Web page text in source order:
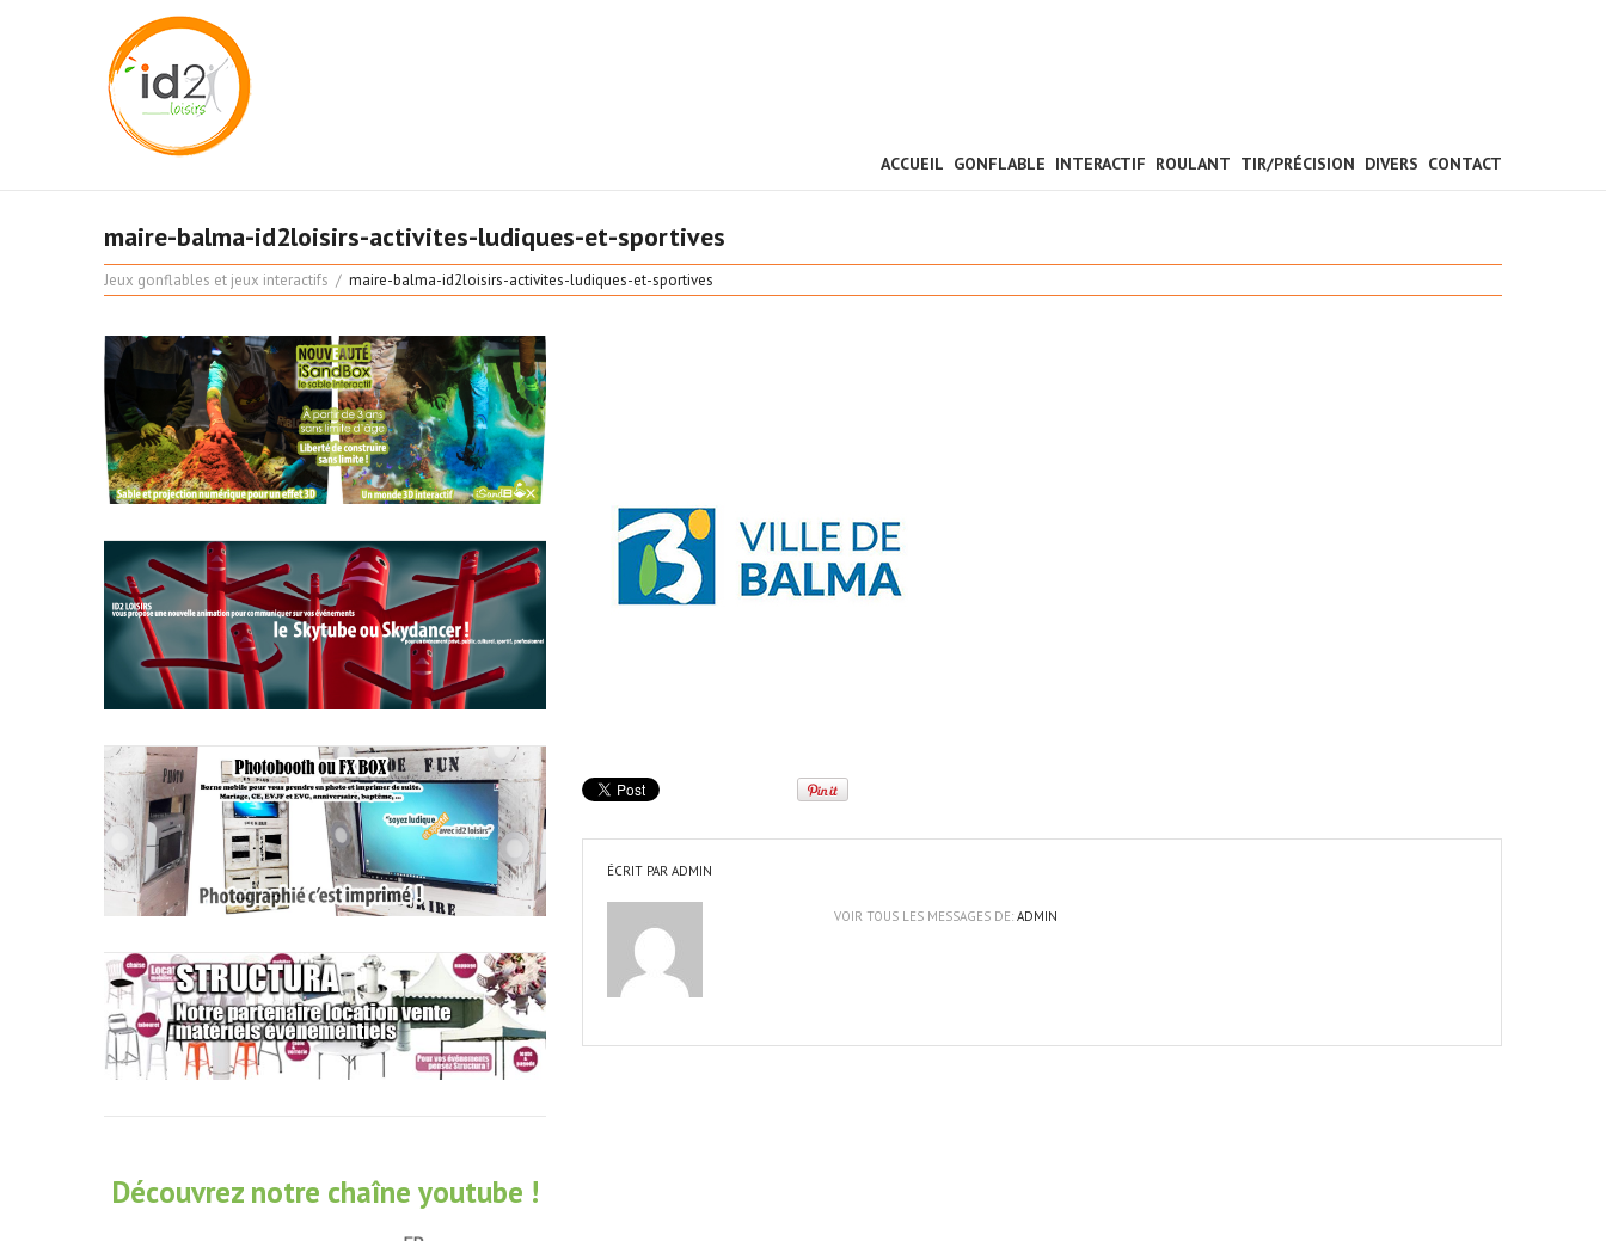
ACCUEIL GONFLABLE INTERACTIF ROULANT TIR/PRÉCISION DIVERS CONTACT
maire-balma-id2loisirs-activites-ludiques-et-sportives
Jeux gonflables et jeux interactifs maire-balma-id2loisirs-activites-ludiques-et-sportives
ÉCRIT PAR ADMIN
VOIR TOUS LES MESSAGES DE: ADMIN
Découvrez notre chaîne youtube !